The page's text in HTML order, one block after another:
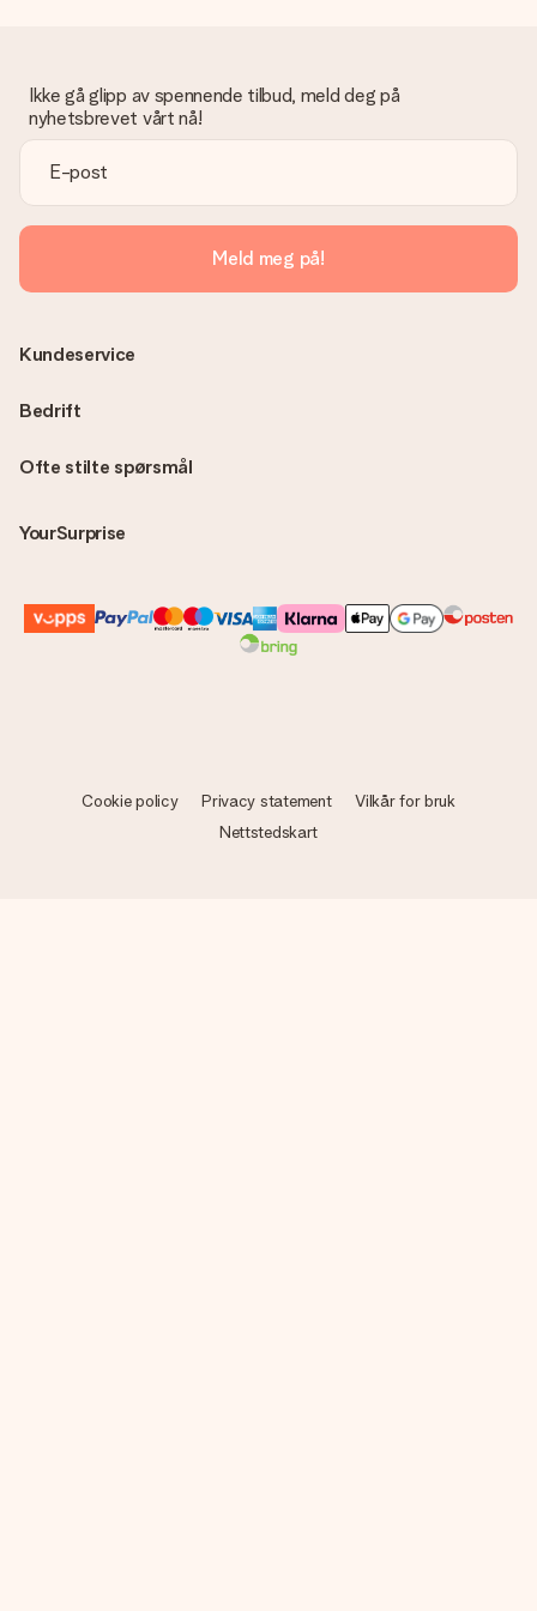
Ikke gå glipp av spennende tilbud, meld deg på
nyhetsbrevet vårt nå!
Meld meg på!
Ofte stilte spørsmål
YourSurprise
Kundeservice
Bedrift
Cookie policy Privacy statement
Vilkår for bruk
Nettstedskart